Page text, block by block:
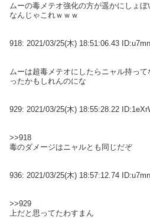
ムーの毒メテオ強化の方が遥かにしょぼ
なんじゃこれｗｗｗ
918: 2021/03/25(木) 18:51:06.43
ムーは超毒メテオにしたらニャル持っ
ったかもしれんのにな
929: 2021/03/25(木) 18:55:28.22
>>918
毒のダメージはニャルとも同じだぞ
936: 2021/03/25(木) 18:57:12.74
>>929
上だと思ってたわすまん